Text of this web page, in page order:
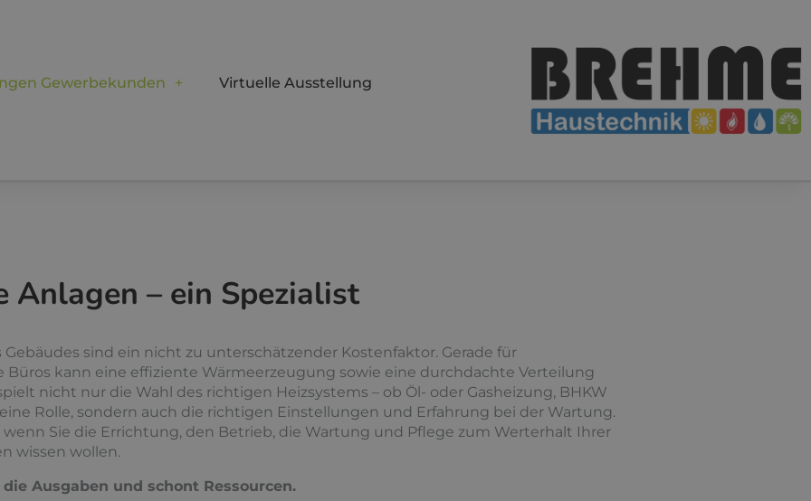
Gewerbekunden Virtuelle Ausstellung
Anlagen – ein Spezialist
sind ein nicht zu unterschätzender Kostenfaktor. Gerade für
Büros kann eine effiziente Wärmeerzeugung sowie eine durchdachte Verteilung
nicht nur die Wahl des richtigen Heizsystems – ob Öl- oder Gasheizung, BHKW
Rolle, sondern auch die richtigen Einstellungen und Erfahrung bei der Wartung.
Sie die Errichtung, den Betrieb, die Wartung und Pflege zum Werterhalt Ihrer
wissen wollen.
Ausgaben und schont Ressourcen.